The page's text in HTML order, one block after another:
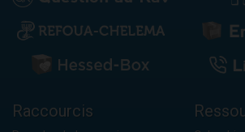
Raccourcis